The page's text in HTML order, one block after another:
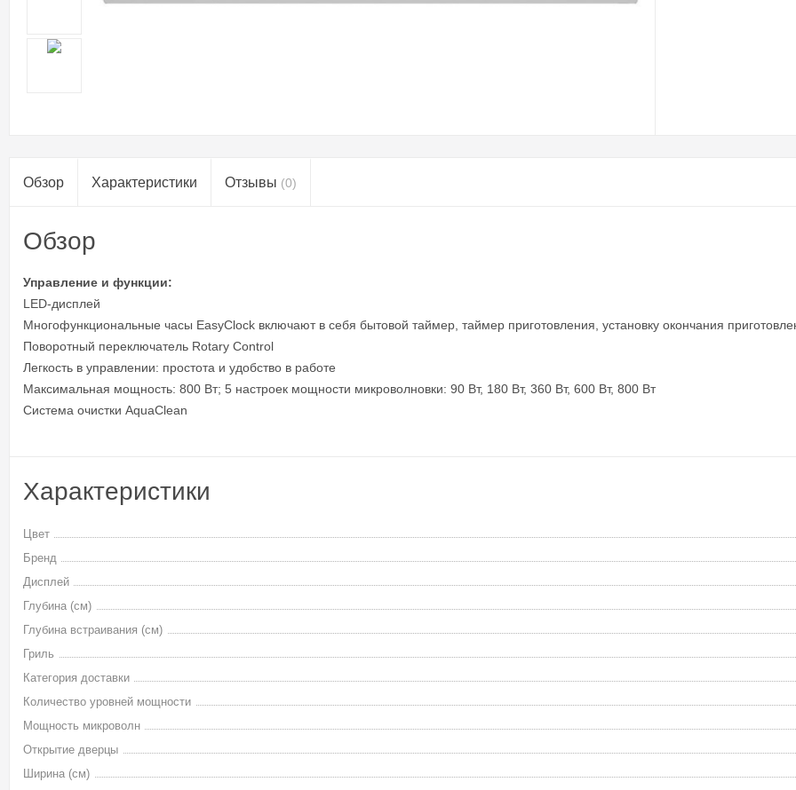
Обзор Характеристики Отзывы (0)
Обзор
Управление и функции:
LED-дисплей
Многофункциональные часы EasyClock включают в себя бытовой таймер, таймер приготовления, установку окончания
Поворотный переключатель Rotary Control
Легкость в управлении: простота и удобство в работе
Максимальная мощность: 800 Вт; 5 настроек мощности микровoлновки: 90 Вт, 180 Вт, 360 Вт, 600 Вт, 800 Вт
Система очистки AquaClean
Характеристики
Цвет
Бренд
Дисплей
Глубина (см)
Глубина встраивания (см)
Гриль
Категория доставки
Количество уровней мощности
Мощность микроволн
Открытие дверцы
Ширина (см)